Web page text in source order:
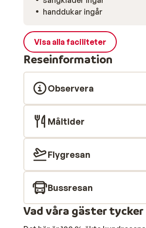
handdukar ingår
Visa alla faciliteter
Reseinformation
Observera
Måltider
Flygresan
Bussresan
Vad våra gäster tycker